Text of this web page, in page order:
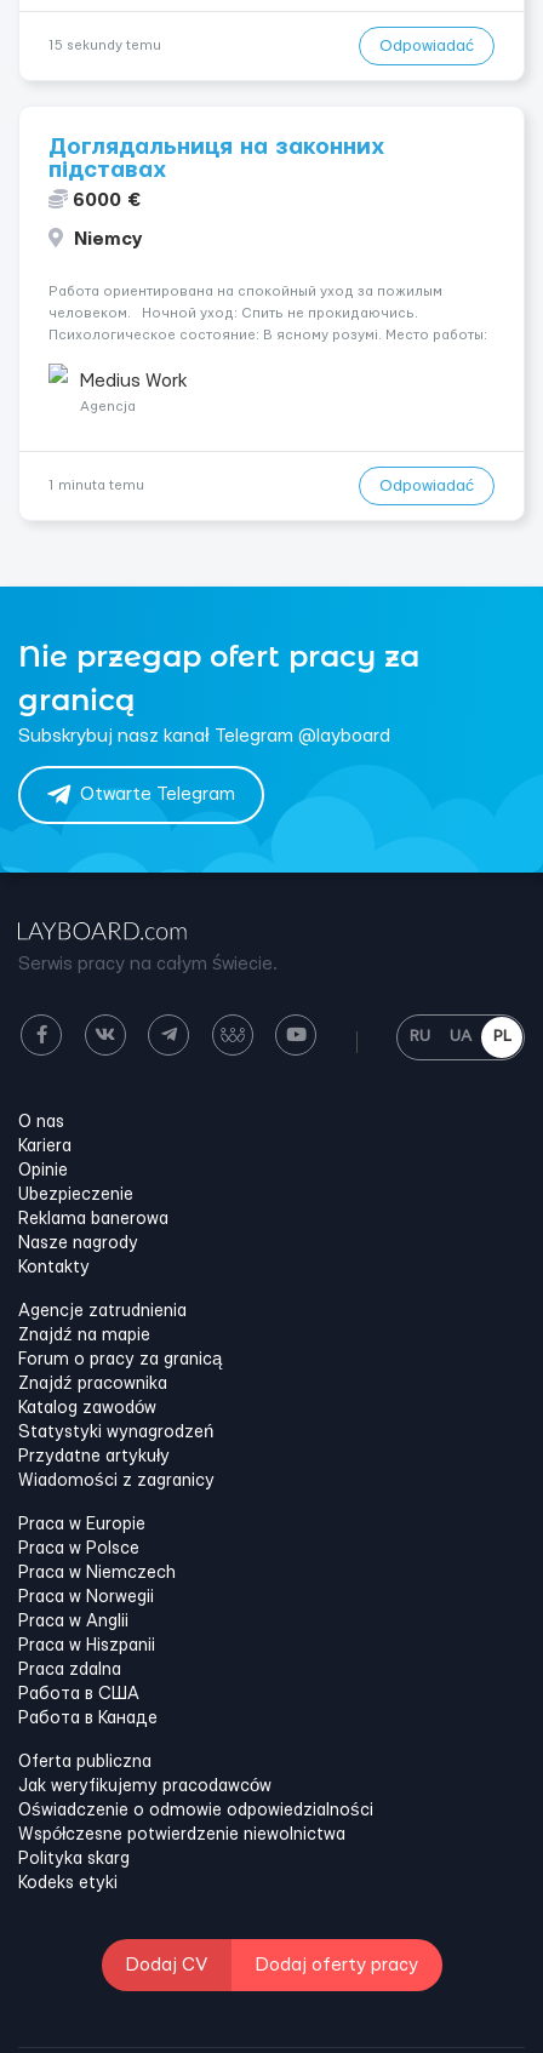
15 sekundy temu Odpowiadać
Доглядальниця на законних
підставах
6000 €
Niemcy
Работа ориентирована на спокойный уход за пожилым
человеком. Ночной уход: Спить не прокидаючись.
Психологическое состояние: В ясному розумі. Место работы:
составляет 1650 €. Мобильность пациента: Мобільний на
візку (самостій...
Medius Work
Agencja
1 minuta temu Odpowiadać
Nie przegap ofert pracy za
granicą
Subskrybuj nasz kanał Telegram @layboard
Otwarte Telegram
Serwis pracy na całym świecie.
RU UA PL
O nas
Kariera
Opinie
Ubezpieczenie
Reklama banerowa
Nasze nagrody
Kontakty
Agencje zatrudnienia
Znajdź na mapie
Forum o pracy za granicą
Znajdź pracownika
Katalog zawodów
Statystyki wynagrodzeń
Przydatne artykuły
Wiadomości z zagranicy
Praca w Europie
Praca w Polsce
Praca w Niemczech
Praca w Norwegii
Praca w Anglii
Praca w Hiszpanii
Praca zdalna
Работа в США
Работа в Канадe
Oferta publiczna
Jak weryfikujemy pracodawców
Oświadczenie o odmowie odpowiedzialności
Współczesne potwierdzenie niewolnictwa
Polityka skarg
Kodeks etyki
Dodaj CV Dodaj oferty pracy